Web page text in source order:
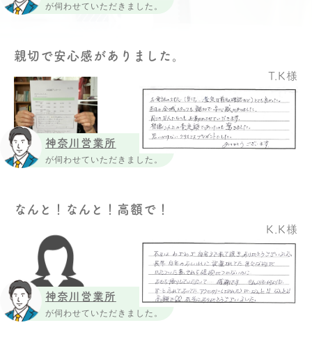
が伺わせていただきました。
神奈川営業所
が伺わせていただきました。
親切で安心感がありました。
T.K様
神奈川営業所
が伺わせていただきました。
なんと！なんと！高額で！
K.K様